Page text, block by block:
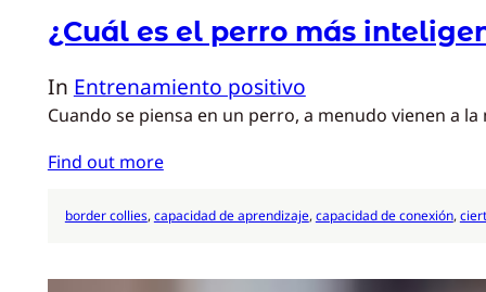
¿Cuál es el perro más
In Entrenamiento positivo
Cuando se piensa en un perro, a menudo vienen a
Find out more
border collies, capacidad de aprendizaje, capacidad de conexión,